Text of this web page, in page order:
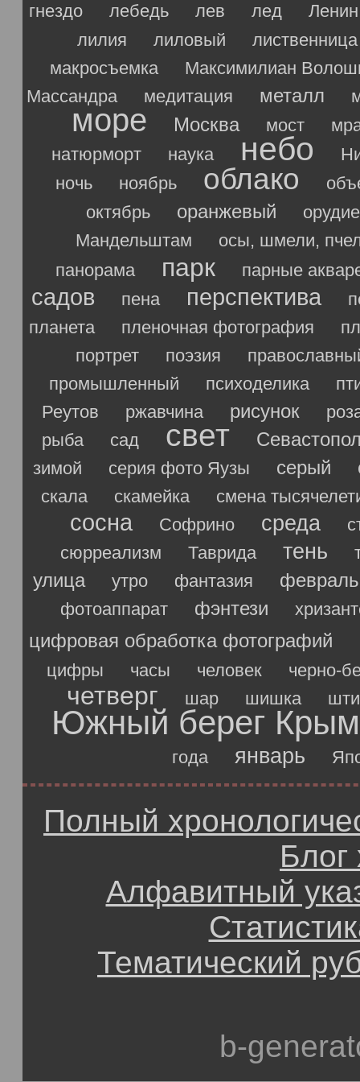
гнездо лебедь лев лед
Ленин
лилия
лиловый
лиственница
макросъемка
Максимилиан
Массандра
медитация металл
море Москва мост
натюрморт
наука небо
ночь
ноябрь облако
октябрь
оранжевый
орудие
Мандельштам
осы, шмели,
панорама
парк парные
садов пена перспектива
планета
пленочная фотография
портрет
поэзия
промышленный
психоделика
Реутов
ржавчина рисунок
рыба
сад свет
зимой серия фото Яузы серый
скала скамейка смена
сосна Софрино среда
сюрреализм
Таврида тень
улица утро фантазия февраль
фотоаппарат фэнтези
цифровая обработка фотографий
цифры часы человек черно-
четверг шар шишка
Южный берег
года январь
Полный
Блог
Алфавитный
Тематический
b-